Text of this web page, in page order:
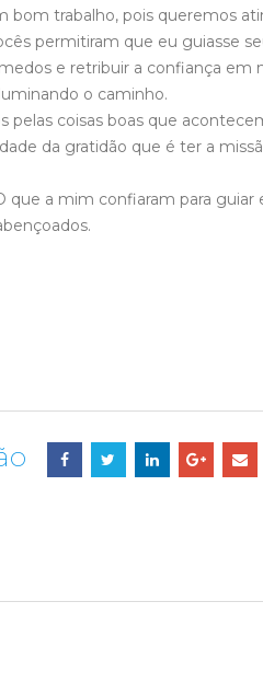
trabalho, pois queremos
permitiram que eu guiasse
e retribuir a confiança em
o caminho.
coisas boas que
da gratidão que é ter a
que a mim confiaram para